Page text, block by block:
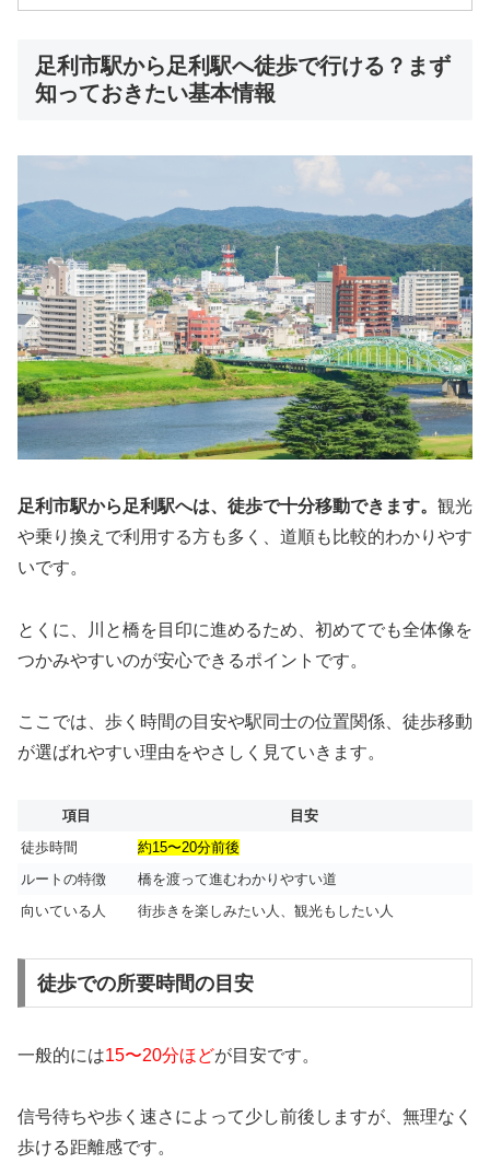
足利市駅から足利駅へ徒歩で行ける？まず
知っておきたい基本情報
足利市駅から足利駅へは、徒歩で十分移動できます。 観光
や乗り換えで利用する方も多く、道順も比較的わかりやす
いです。
とくに、川と橋を目印に進めるため、初めてでも全体像を
つかみやすいのが安心できるポイントです。
ここでは、歩く時間の目安や駅同士の位置関係、徒歩移動
が選ばれやすい理由をやさしく見ていきます。
項目
目安
徒歩時間
約15〜20分前後
ルートの特徴
橋を渡って進むわかりやすい道
向いている人
街歩きを楽しみたい人、観光もしたい人
徒歩での所要時間の目安
一般的には15〜20分ほどが目安です。
信号待ちや歩く速さによって少し前後しますが、無理なく
歩ける距離感です。